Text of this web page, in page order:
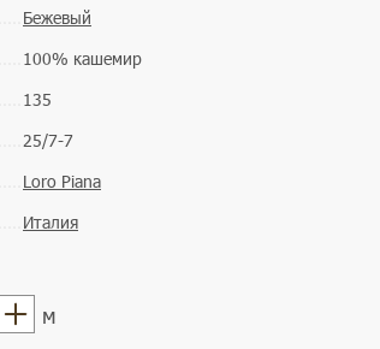
Бежевый
100% кашемир
135
25/7-7
Loro Piana
Италия
м